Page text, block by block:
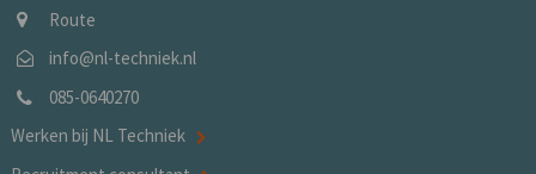
Route
info@nl-techniek.nl
085-0640270
Werken bij NL Techniek